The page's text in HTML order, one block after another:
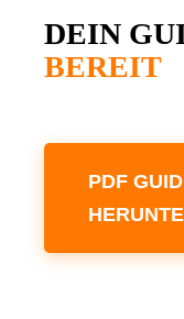
DEIN
BEREIT
PDF